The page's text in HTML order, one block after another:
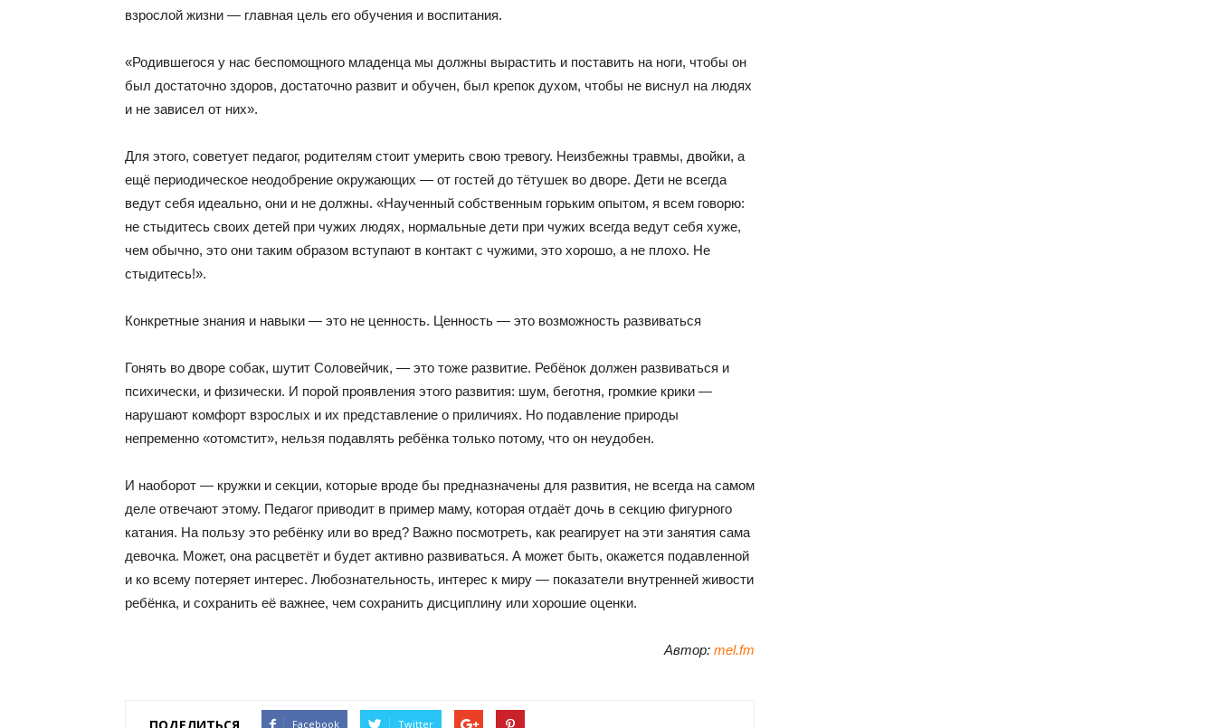
взрослой жизни — главная цель его обучения и воспитания.
«Родившегося у нас беспомощного младенца мы должны вырастить и поставить на ноги, чтобы он
был достаточно здоров, достаточно развит и обучен, был крепок духом, чтобы не виснул на людях
и не зависел от них».
Для этого, советует педагог, родителям стоит умерить свою тревогу. Неизбежны травмы, двойки, а
ещё периодическое неодобрение окружающих — от гостей до тётушек во дворе. Дети не всегда
ведут себя идеально, они и не должны. «Наученный собственным горьким опытом, я всем говорю:
не стыдитесь своих детей при чужих людях, нормальные дети при чужих всегда ведут себя хуже,
чем обычно, это они таким образом вступают в контакт с чужими, это хорошо, а не плохо. Не
стыдитесь!».
Конкретные знания и навыки — это не ценность. Ценность — это возможность развиваться
Гонять во дворе собак, шутит Соловейчик, — это тоже развитие. Ребёнок должен развиваться и
психически, и физически. И порой проявления этого развития: шум, беготня, громкие крики —
нарушают комфорт взрослых и их представление о приличиях. Но подавление природы
непременно «отомстит», нельзя подавлять ребёнка только потому, что он неудобен.
И наоборот — кружки и секции, которые вроде бы предназначены для развития, не всегда на самом
деле отвечают этому. Педагог приводит в пример маму, которая отдаёт дочь в секцию фигурного
катания. На пользу это ребёнку или во вред? Важно посмотреть, как реагирует на эти занятия сама
девочка. Может, она расцветёт и будет активно развиваться. А может быть, окажется подавленной
и ко всему потеряет интерес. Любознательность, интерес к миру — показатели внутренней живости
ребёнка, и сохранить её важнее, чем сохранить дисциплину или хорошие оценки.
Автор: mel.fm
ПОДЕЛИТЬСЯ Facebook Twitter